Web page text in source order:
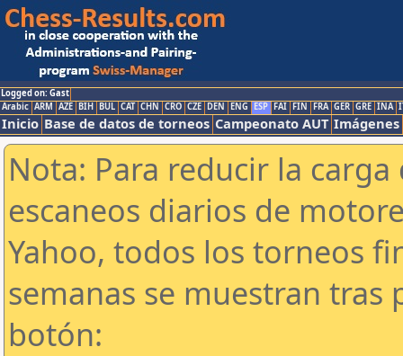
Logged on: Gast
Arabic ARM AZE BIH BUL CAT CHN CRO CZE DEN ENG ESP FAI FIN FRA GER GRE INA
Inicio Base de datos de torneos Campeonato AUT Imágenes
Nota: Para reducir la
escaneos diarios de
Yahoo, todos los torneos
semanas se muestran tras
botón: